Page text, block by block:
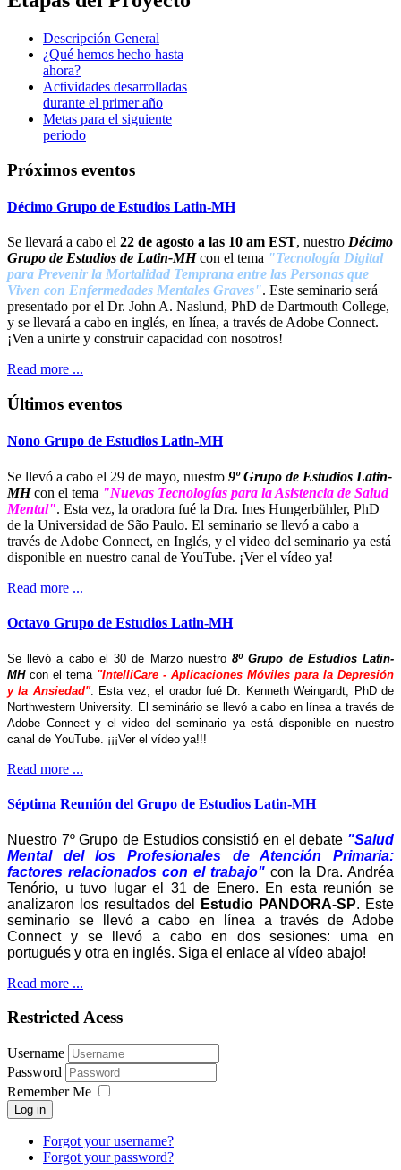
Descripción General
¿Qué hemos hecho hasta
ahora?
Actividades desarrolladas
durante el primer año
Metas para el siguiente
periodo
Próximos eventos
Décimo Grupo de Estudios Latin-MH
Se llevará a cabo el 22 de agosto a las 10 am EST, nuestro Décimo
Grupo de Estudios de Latin-MHcon el tema "Tecnología Digital
para Prevenir la Mortalidad Temprana entre las Personas que
Viven con Enfermedades Mentales Graves". Este seminario será
presentado por el Dr. John A. Naslund, PhD de Dartmouth College,
y se llevará a cabo en inglés, en línea, a través de Adobe Connect.
¡Ven a unirte y construir capacidad con nosotros!
Read more ...
Últimos eventos
Nono Grupo de Estudios Latin-MH
Se llevó a cabo el 29 de mayo, nuestro 9º Grupo de Estudios Latin-
MHcon el tema "Nuevas Tecnologías para la Asistencia de Salud
Mental". Esta vez, la oradora fué la Dra. Ines Hungerbühler, PhD
de la Universidad de São Paulo. El seminario se llevó a cabo a
través de Adobe Connect, en Inglés, y el video del seminario ya está
disponible en nuestro canal de YouTube. ¡Ver el vídeo ya!
Read more ...
Octavo Grupo de Estudios Latin-MH
Se llevó a cabo el 30 de Marzo nuestro8º Grupo de Estudios Latin-
MHcon el tema "IntelliCare - Aplicaciones Móviles para la Depresión
y la Ansiedad". Esta vez, el orador fué Dr. Kenneth Weingardt, PhD de
Northwestern University. El seminário se llevó a cabo en línea a través de
Adobe Connect y el video del seminario ya está disponible en nuestro
canal de YouTube. ¡¡¡Ver el vídeo ya!!!
Read more ...
Séptima Reunión del Grupo de Estudios Latin-MH
Nuestro 7º Grupo de Estudios consistió en el debate "Salud
Mental del los Profesionales de Atención Primaria:
factores relacionados con el trabajo" con la Dra. Andréa
Tenório, u tuvo lugar el 31 de Enero. En esta reunión se
analizaron los resultados del
Estudio PANDORA-SP. Este
seminario se llevó a cabo en línea a través de Adobe
Connect y se llevó a cabo en dos sesiones: uma en
portugués y otra en inglés. Siga el enlace al vídeo abajo!
Read more ...
Restricted Acess
Username
Password
Remember Me
Log in
Forgot your username?
Forgot your password?